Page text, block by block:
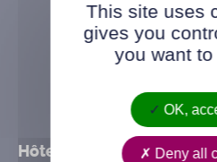
Hôtel de ville
This site uses
gives you
you want
OK,
Deny all